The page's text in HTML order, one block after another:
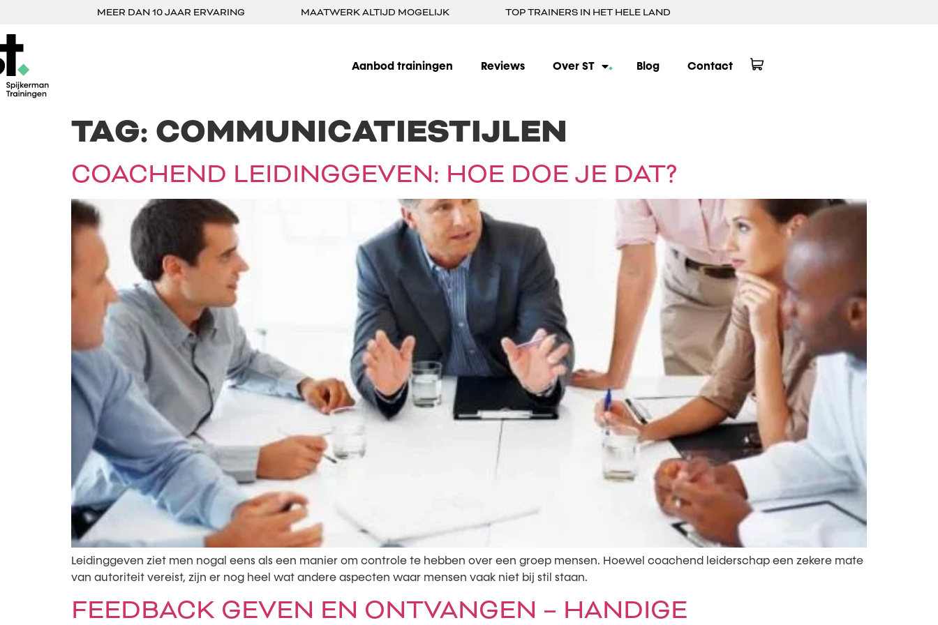
MEER DAN 10 JAAR ERVARING MAATWERK ALTIJD MOGELIJK TOP TRAINERS IN HET HELE LAND
Aanbod trainingen Reviews Over ST Blog Contact
TAG: COMMUNICATIESTIJLEN
COACHEND LEIDINGGEVEN: HOE DOE JE DAT?
Leidinggeven ziet men nogal eens als een manier om controle te hebben over een groep mensen. Hoewel coachend leiderschap een zekere mate
van autoriteit vereist, zijn er nog heel wat andere aspecten waar mensen vaak niet bij stil staan.
FEEDBACK GEVEN EN ONTVANGEN – HANDIGE